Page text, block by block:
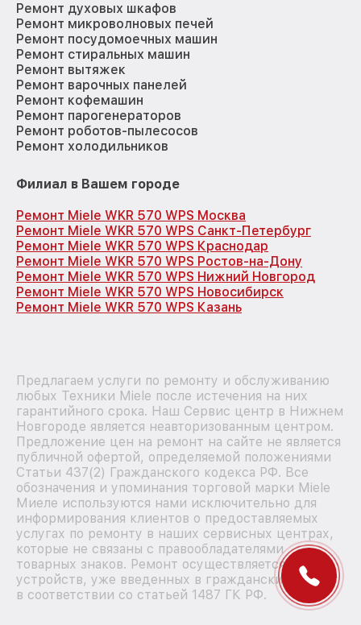
Ремонт духовых шкафов
Ремонт микроволновых печей
Ремонт посудомоечных машин
Ремонт стиральных машин
Ремонт вытяжек
Ремонт варочных панелей
Ремонт кофемашин
Ремонт парогенераторов
Ремонт роботов-пылесосов
Ремонт холодильников
Филиал в Вашем городе
Ремонт Miele WKR 570 WPS Москва
Ремонт Miele WKR 570 WPS Санкт-Петербург
Ремонт Miele WKR 570 WPS Краснодар
Ремонт Miele WKR 570 WPS Ростов-на-Дону
Ремонт Miele WKR 570 WPS Нижний Новгород
Ремонт Miele WKR 570 WPS Новосибирск
Ремонт Miele WKR 570 WPS Казань
Предлагаем услуги по ремонту и обслуживанию
любых Техники Miele после истечения на них
гарантийного срока. Наш Сервис центр в Нижнем
Новгороде является неавторизованным центром.
Предложение цен на ремонт на сайте не является
публичной офертой, определяемой положениями
Статьи 437(2) Гражданского кодекса РФ. Все
обозначения и упоминания торговой марки Miele
Миеле используются нами исключительно для
информирования клиентов о предоставляемых
услугах по ремонту в наших сервисных центрах,
которые не связаны с правообладателями
товарных знаков. Ремонт осуществляется для
устройств, уже введенных в гражданский оборот
в соответствии со статьей 1487 ГК РФ.